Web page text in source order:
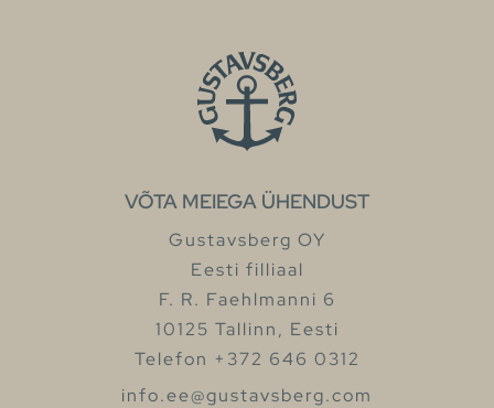
VÕTA MEIEGA ÜHENDUST
Gustavsberg OY
Eesti filliaal
F. R. Faehlmanni 6
10125 Tallinn, Eesti
Telefon +372 646 0312
info.ee@gustavsberg.com